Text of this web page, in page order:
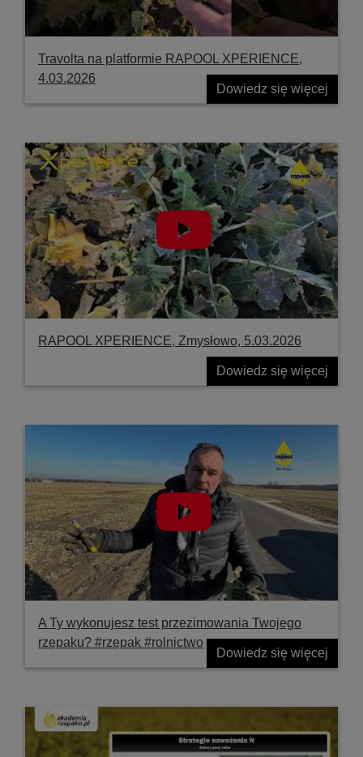
Travolta na platformie RAPOOL XPERIENCE,
4.03.2026
Dowiedz się więcej
RAPOOL XPERIENCE, Zmysłowo, 5.03.2026
Dowiedz się więcej
A Ty wykonujesz test przezimowania Twojego
rzepaku? #rzepak #rolnictwo
Dowiedz się więcej